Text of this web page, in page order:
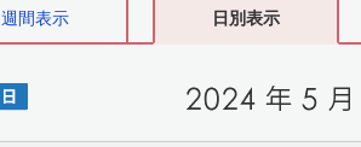
週間表示 日別表示